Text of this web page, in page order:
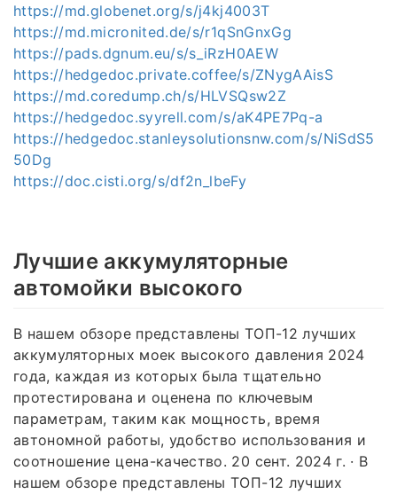
https://md.globenet.org/s/j4kj4003T
https://md.micronited.de/s/r1qSnGnxGg
https://pads.dgnum.eu/s/s_iRzH0AEW
https://hedgedoc.private.coffee/s/ZNygAAisS
https://md.coredump.ch/s/HLVSQsw2Z
https://hedgedoc.syyrell.com/s/aK4PE7Pq-a
https://hedgedoc.stanleysolutionsnw.com/s/NiSdS5
50Dg
https://doc.cisti.org/s/df2n_lbeFy
Лучшие аккумуляторные
автомойки высокого
В нашем обзоре представлены ТОП-12 лучших
аккумуляторных моек высокого давления 2024
года, каждая из которых была тщательно
протестирована и оценена по ключевым
параметрам, таким как мощность, время
автономной работы, удобство использования и
соотношение цена-качество. 20 сент. 2024 г. · В
нашем обзоре представлены ТОП-12 лучших